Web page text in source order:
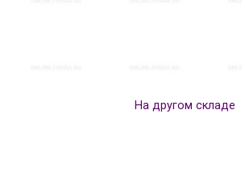
На другом складе